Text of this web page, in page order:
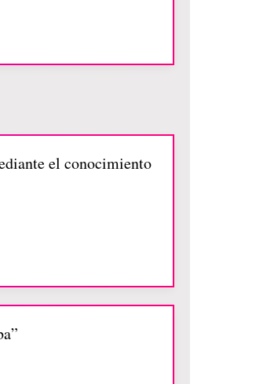
el conocimiento